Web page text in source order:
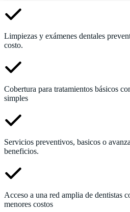
Limpiezas y exámenes dentales
costo.
Cobertura para tratamientos básicos
simples
Servicios preventivos, basicos o
beneficios.
Acceso a una red amplia de dentistas
menores costos